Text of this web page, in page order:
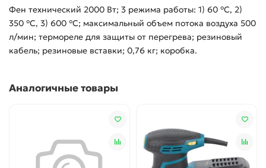
Фен технический 2000 Вт; 3 режима работы: 1) 60 °C, 2)
350 °C, 3) 600 °C; максимальный объем потока воздуха 500
л/мин; термореле для защиты от перегрева; резиновый
кабель; резиновые вставки; 0,76 кг; коробка.
Аналогичные товары